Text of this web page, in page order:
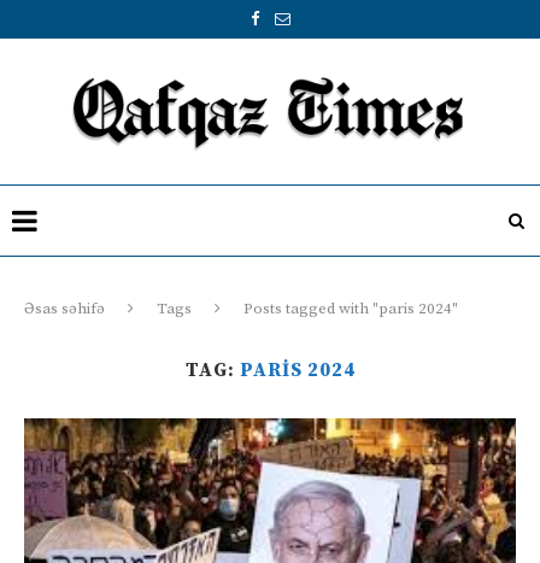
Əsas səhifə Tags Posts tagged with "paris 2024"
TAG: PARIS 2024